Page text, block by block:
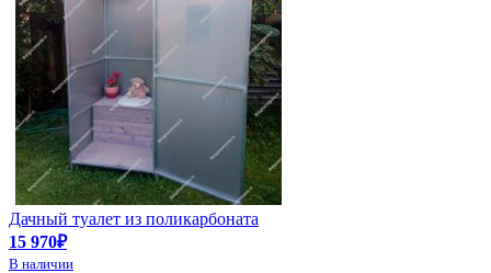
Дачный туалет из поликарбоната
15 970₽
В наличии